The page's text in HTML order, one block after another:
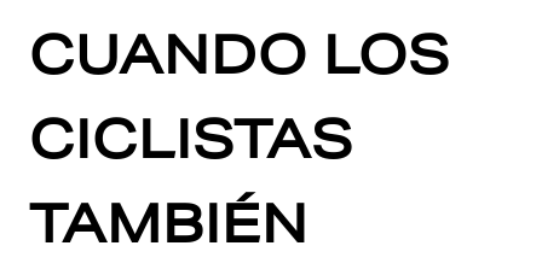
CUANDO LOS
CICLISTAS
TAMBIÉN